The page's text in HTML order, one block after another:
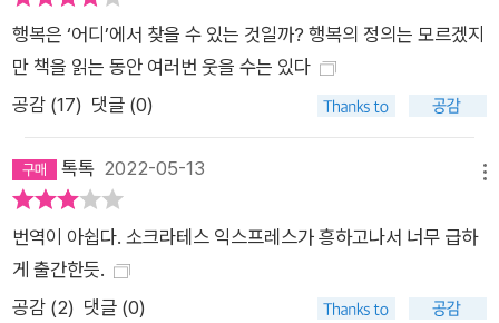
나라, 문화, 사람들이 보여준 ‘행복의 다양한 얼굴들’이었다는 점
이다. 2021 베스트셀러 《소크라테스 익스프레스》 에릭 와이너의
대표작 “팬데믹 한가운데, 더욱 소중하게 와닿는 진짜 행복 이야
기” 《행복의 지도》는 2021년 출간된 《소크라테스 익스프레스》
의 저자 에릭 와이너의 대표작으로, 2008년 출간 즉시 〈뉴욕타
임스〉 베스트셀러, 〈워싱턴포스트〉 올해의 책에 선정되었다. 이후
세계 20여 개국에 번역·출간되면서 폭발적인 인기를 누렸고, 20
08년 한국에서도 출간돼 저자에게 큰 명성을 안겨줬다. 그는 이
책 출간과 함께 “빌 브라이슨의 유머와 알랭 드 보통의 통찰력이
만났다”는 평을 들으며 세계적으로 가장 주목받는 논픽션 작가의
행복은 ‘어디’에서 찾을 수 있는 것일까? 행복의 정의는 모르겠지
만 책을 읽는 동안 여러번 웃을 수는 있다
공감 (17) 댓글 (0)
톡톡 2022-05-13
번역이 아쉽다. 소크라테스 익스프레스가 흥하고나서 너무 급하
게 출간한듯.
공감 (2) 댓글 (0)